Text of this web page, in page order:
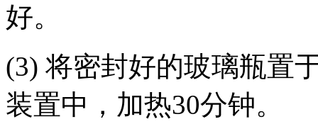
好。
(3) 将密封好的玻璃瓶置
装置中，加热30分钟。